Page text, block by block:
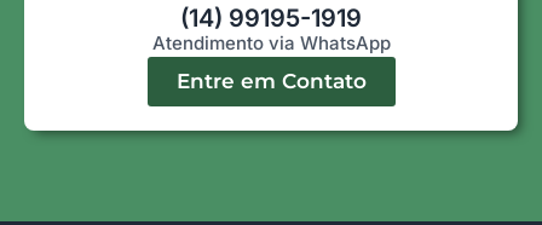
(14) 99195-1919
Atendimento via WhatsApp
Entre em Contato